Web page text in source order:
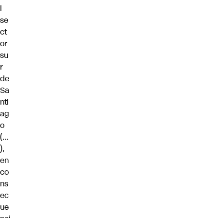
l
se
ct
or
su
r
de
Sa
nti
ag
o
(…
),
en
co
ns
ec
ue